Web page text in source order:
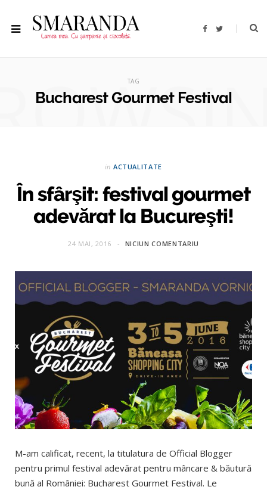
F
T
TAG
Bucharest Gourmet Festival
in ACTUALITATE
În sfârşit: festival gourmet
adevărat la Bucureşti!
24 MAI, 2016 NICIUN COMENTARIU
M-am calificat, recent, la titulatura de Official Blogger
pentru primul festival adevărat pentru mâncare & băutură
bună al României: Bucharest Gourmet Festival. Le